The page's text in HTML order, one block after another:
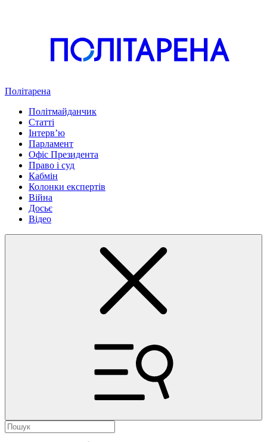
Політарена
Політмайданчик
Статті
Інтервʼю
Парламент
Офіс Президента
Право і суд
Кабмін
Колонки експертів
Війна
Досьє
Відео